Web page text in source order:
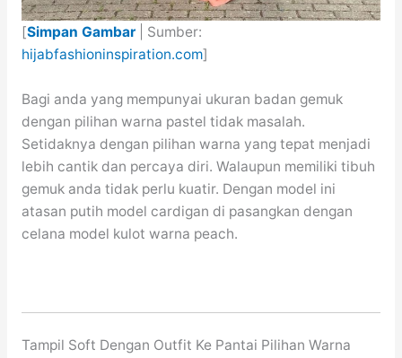
[Simpan Gambar| Sumber:
hijabfashioninspiration.com]
Bagi anda yang mempunyai ukuran badan gemuk
dengan pilihan warna pastel tidak masalah.
Setidaknya dengan pilihan warna yang tepat menjadi
lebih cantik dan percaya diri. Walaupun memiliki tibuh
gemuk anda tidak perlu kuatir. Dengan model ini
atasan putih model cardigan di pasangkan dengan
celana model kulot warna peach.
Tampil Soft Dengan Outfit Ke Pantai Pilihan Warna